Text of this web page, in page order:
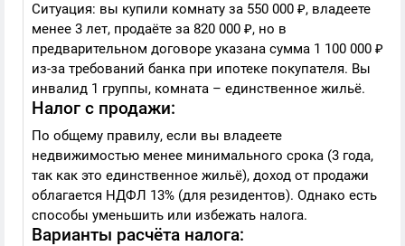
Ситуация: вы купили комнату за 550 000 ₽, владеете
менее 3 лет, продаёте за 820 000 ₽, но в
предварительном договоре указана сумма 1 100 000 ₽
из-за требований банка при ипотеке покупателя. Вы
инвалид 1 группы, комната – единственное жильё.
Налог с продажи:
По общему правилу, если вы владеете
недвижимостью менее минимального срока (3 года,
так как это единственное жильё), доход от продажи
облагается НДФЛ 13% (для резидентов). Однако есть
способы уменьшить или избежать налога.
Варианты расчёта налога: